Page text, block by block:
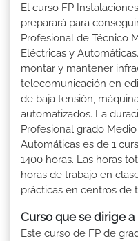
El curso FP
preparará para
Profesional de Técnico
Eléctricas y
montar y mantener
telecomunicación en
de baja tensión,
automatizados. La
Profesional grado
Automáticas es de 1
1400 horas. Las horas
horas de trabajo en
prácticas en centros de
Curso que se dirige a
Este curso de FP de